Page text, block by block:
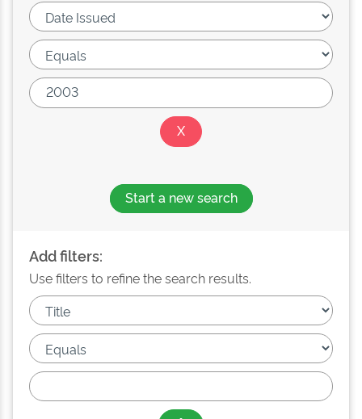
Start a new search
Add filters:
Use filters to refine the search results.